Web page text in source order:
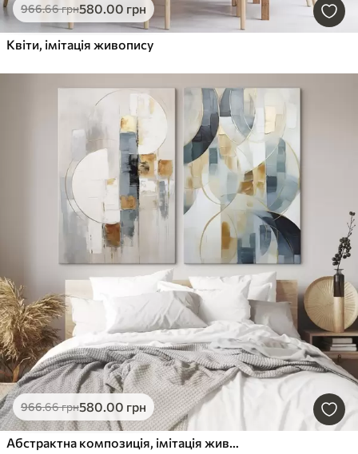
966.66грн580.00 грн
Квіти, імітація живопису
966.66грн580.00 грн
Абстрактна композиція, імітація живопису